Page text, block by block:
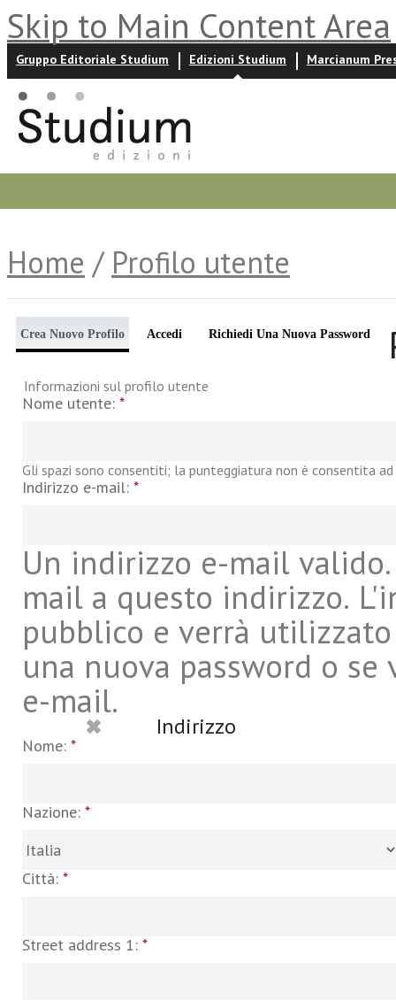
Skip to Main Content Area
Gruppo Editoriale Studium Edizioni Studium Marcianum
Home / Profilo utente
Crea Nuovo Profilo Accedi Richiedi Una Nuova Password
Informazioni sul profilo utente
Nome utente: *
Gli spazi sono consentiti; la punteggiatura non è consentita
Indirizzo e-mail: *
Un indirizzo e-mail
mail a questo indirizzo.
pubblico e verrà
una nuova password o
e-mail.
Indirizzo
Nome: *
Nazione: *
Città: *
Street address 1: *